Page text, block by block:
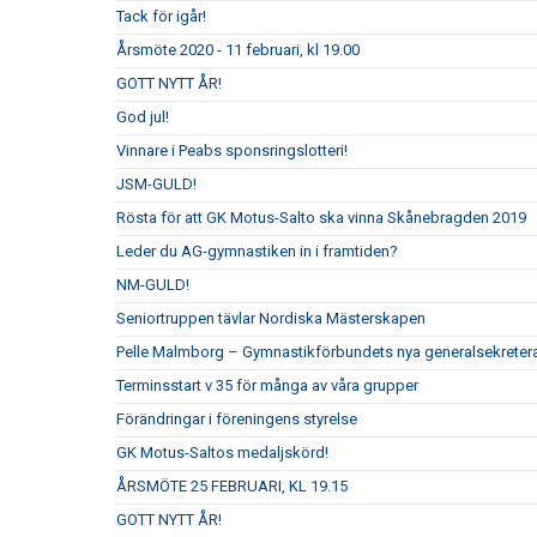
Tack för igår!
Årsmöte 2020 - 11 februari, kl 19.00
GOTT NYTT ÅR!
God jul!
Vinnare i Peabs sponsringslotteri!
JSM-GULD!
Rösta för att GK Motus-Salto ska vinna Skånebragden 2019
Leder du AG-gymnastiken in i framtiden?
NM-GULD!
Seniortruppen tävlar Nordiska Mästerskapen
Pelle Malmborg – Gymnastikförbundets nya
Terminsstart v 35 för många av våra grupper
Förändringar i föreningens styrelse
GK Motus-Saltos medaljskörd!
ÅRSMÖTE 25 FEBRUARI, KL 19.15
GOTT NYTT ÅR!